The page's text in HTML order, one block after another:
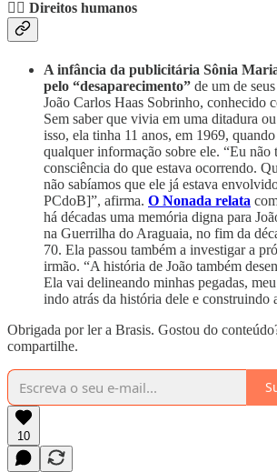
✊🏽 Direitos humanos
A infância da publicitária Sônia
pelo “desaparecimento” de um de
João Carlos Haas Sobrinho, conhecido
Sem saber que vivia em uma ditadura
isso, ela tinha 11 anos, em 1969,
qualquer informação sobre ele. “Eu não
consciência do que estava ocorrendo.
não sabíamos que ele já estava
PCdoB]”, afirma. O Nonada relata
há décadas uma memória digna para
na Guerrilha do Araguaia, no fim da
70. Ela passou também a investigar a
irmão. “A história de João também
Ela vai delineando minhas pegadas,
indo atrás da história dele e construindo
Obrigada por ler a Brasis. Gostou do
compartilhe.
10